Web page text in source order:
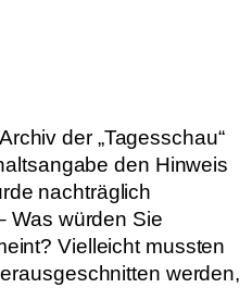
der „Tagesschau“
den Hinweis
nachträglich
Was würden Sie
Vielleicht mussten
werden,